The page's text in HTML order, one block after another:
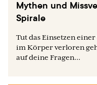
Mythen und
Spirale
Tut das Einsetzen
im Körper verloren
auf deine Fragen...